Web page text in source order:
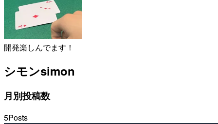
開発楽しんでます！
シモンsimon
月別投稿数
5Posts